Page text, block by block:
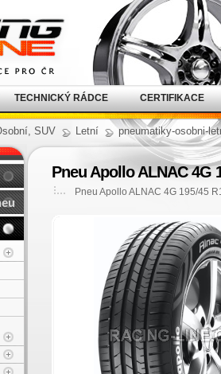
SUV Letní pneumatiky-osobni-
Pneu Apollo ALNAC 4G
Pneu Apollo ALNAC 4G 195/45
TECHNICKÝ RÁDCE CERTIFIKACE